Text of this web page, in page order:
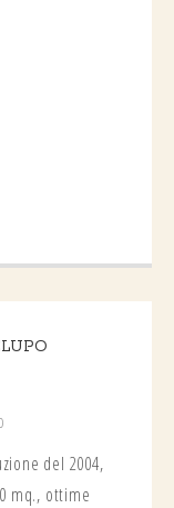
del 2004,
mq., ottime